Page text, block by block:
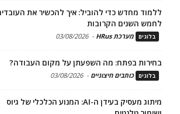
ללמוד מחדש כדי להוביל: איך להכשיר את
לחמש השנים הקרובות
בלוגים מערכת HRus -
03/08/2026
בחירות בפתח: מה השפעתן על מקום העבודה?
בלוגים כותבים חיצוניים -
03/08/2026
מיתוג מעסיק בעידן ה-AI: המנוע הכלכלי של גיוס